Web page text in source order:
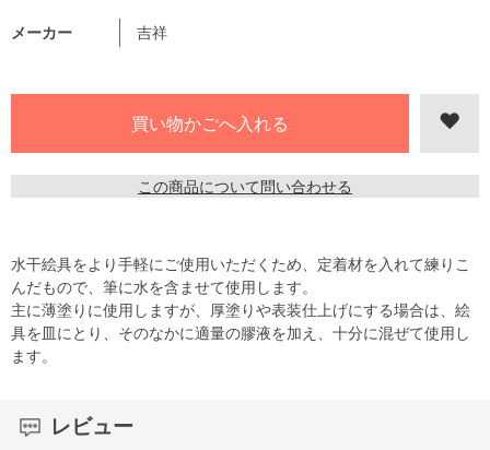
メーカー 吉祥
この商品について問い合わせる
水干絵具をより手軽にご使用いただくため、定着材を入れて練りこ
んだもので、筆に水を含ませて使用します。
主に薄塗りに使用しますが、厚塗りや表装仕上げにする場合は、絵
具を皿にとり、そのなかに適量の膠液を加え、十分に混ぜて使用し
ます。
レビュー